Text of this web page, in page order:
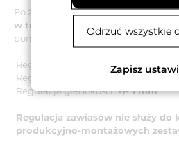
Po zamontowaniu zawiasów ich
w trzech płaszczyznach
(poziomej
pomocą zwykłego klucza
Regulacja pozioma:
+3/- 2 mm
Regulacja pionowa:
+/- 3 mm
Regulacja głębokości:+/- 1 mm
Regulacja zawiasów nie służy do
produkcyjno-montażowych
Odrzuć wszystkie
Zapisz